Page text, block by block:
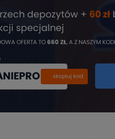
depozytów + 60 zł
specjalnej
OFERTA TO660 ZŁ, A Z NASZYM
kopiuj
skopiuj kod